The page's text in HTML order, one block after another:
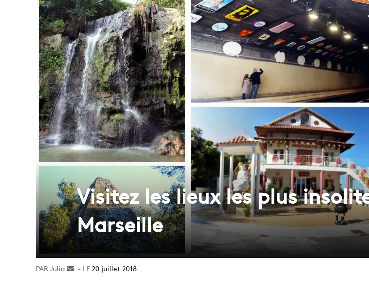
Visitez les lieux les plus
Marseille
Julia
Envoyer20 juillet 2018